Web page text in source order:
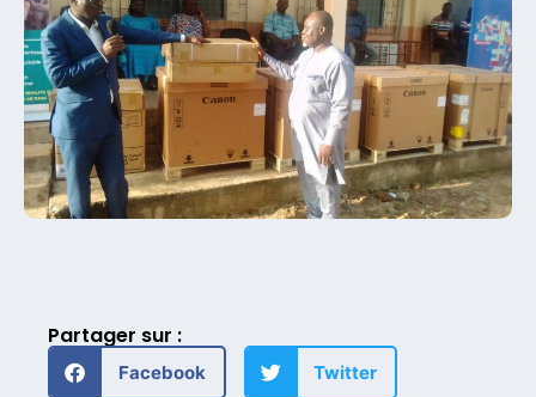
Partager sur :
Facebook Twitter